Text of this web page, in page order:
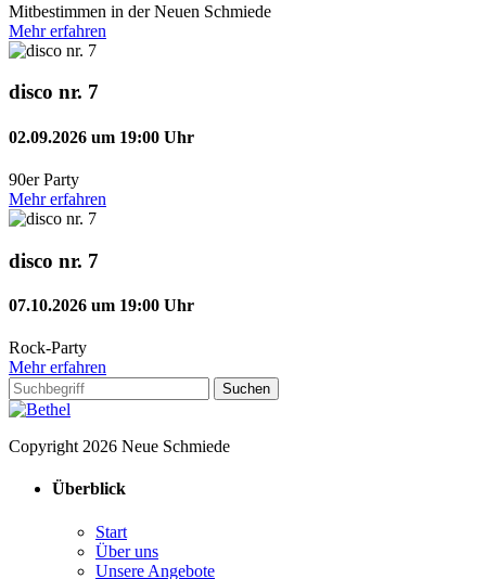
Mitbestimmen in der Neuen Schmiede
Mehr erfahren
disco nr. 7
02.09.2026 um 19:00 Uhr
90er Party
Mehr erfahren
disco nr. 7
07.10.2026 um 19:00 Uhr
Rock-Party
Mehr erfahren
Copyright 2026 Neue Schmiede
Überblick
Start
Über uns
Unsere Angebote